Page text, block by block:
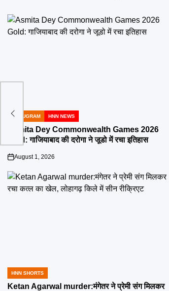
POSTED
GURUGRAM HNN NEWS
Asmita Dey Commonwealth Games 2026
Gold: गाजियाबाद की दरोगा ने जूडो में रचा इतिहास
on
August 1, 2026
POSTED
IN
HNN SHORTS
Ketan Agarwal murder:मंगेतर ने प्रेमी संग मिलकर